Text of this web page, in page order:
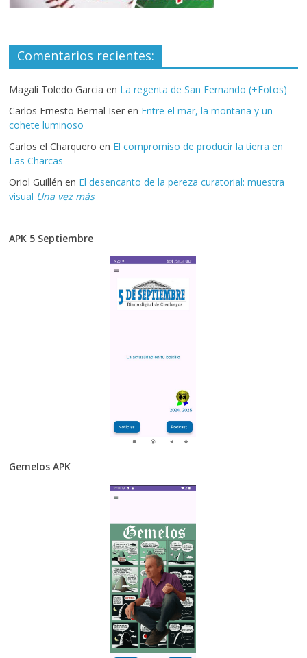
Comentarios recientes:
Magali Toledo Garcia en La regenta de San Fernando (+Fotos)
Carlos Ernesto Bernal Iser en Entre el mar, la montaña y un
cohete luminoso
Carlos el Charquero en El compromiso de producir la tierra en
Las Charcas
Oriol Guillén en El desencanto de la pereza curatorial: muestra
visual Una vez más
APK 5 Septiembre
Gemelos APK